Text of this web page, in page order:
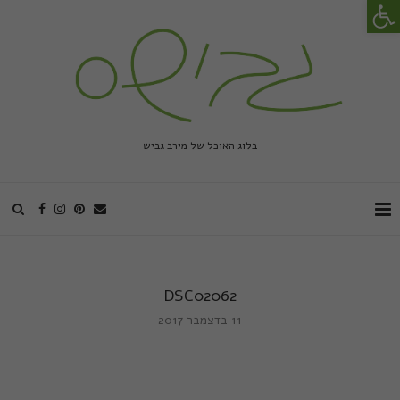
בלוג האוכל של מירב גביש
DSC02062
11 בדצמבר 2017